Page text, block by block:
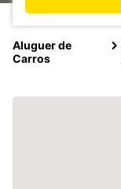
Aluguer de
Carros